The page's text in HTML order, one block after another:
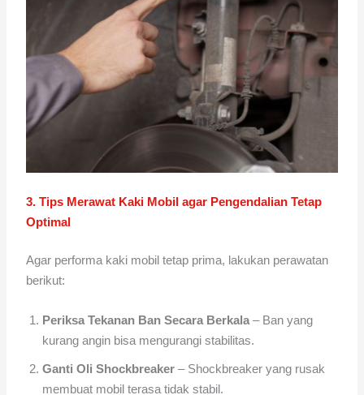
3. Tips Merawat Kaki Mobil agar Pengendalian Tetap
Optimal
Agar performa kaki mobil tetap prima, lakukan perawatan
berikut:
Periksa Tekanan Ban Secara Berkala– Ban yang
kurang angin bisa mengurangi stabilitas.
Ganti Oli Shockbreaker – Shockbreaker yang rusak
membuat mobil terasa tidak stabil.